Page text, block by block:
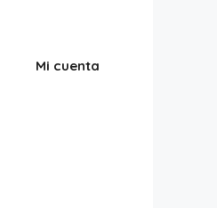
Mi cuenta